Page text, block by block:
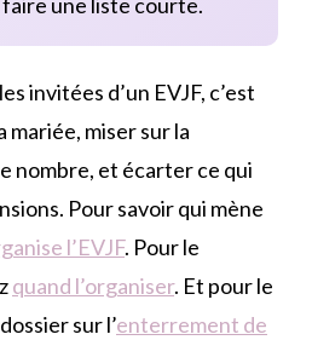
une liste courte.
invitées d’un EVJF, c’est
mariée, miser sur la
nombre, et écarter ce qui
Pour savoir qui mène
l’EVJF. Pour le
quand l’organiser. Et pour le
sur l’enterrement de